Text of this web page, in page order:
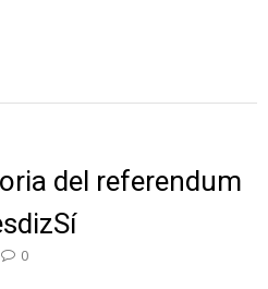
del referendum
0